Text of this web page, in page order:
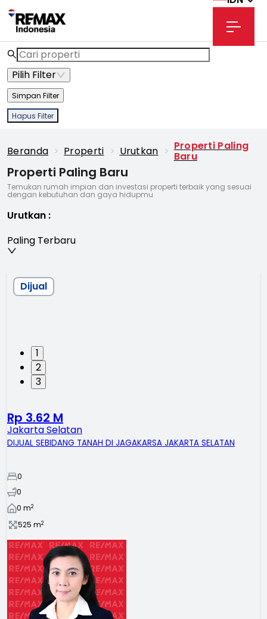
Pilih Filter
Simpan Filter
Hapus Filter
Beranda > Properti > Urutkan > Properti Paling
Baru
Properti Paling Baru
Temukan rumah impian dan investasi properti terbaik yang sesuai
dengan kebutuhan dan gaya hidupmu
Urutkan :
Paling Terbaru
1
2
3
Dijual
Rp 3.62 M
Jakarta Selatan
DIJUAL SEBIDANG TANAH DI JAGAKARSA JAKARTA SELATAN
0
0
0 m2
525 m2